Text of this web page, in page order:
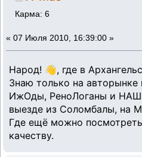
Карма: 6
« 07 Июля 2010, 16:39:00 »
Народ! 👋, где в
Знаю только на авторынке
ИжОды, РеноЛоганы и
выезде из Соломбалы, на
Где ещё можно
качеству.